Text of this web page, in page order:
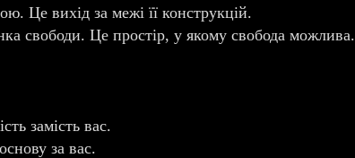
Це вихід за межі її конструкцій.
свободи. Це простір, у якому свобода можлива.
замість вас.
за вас.